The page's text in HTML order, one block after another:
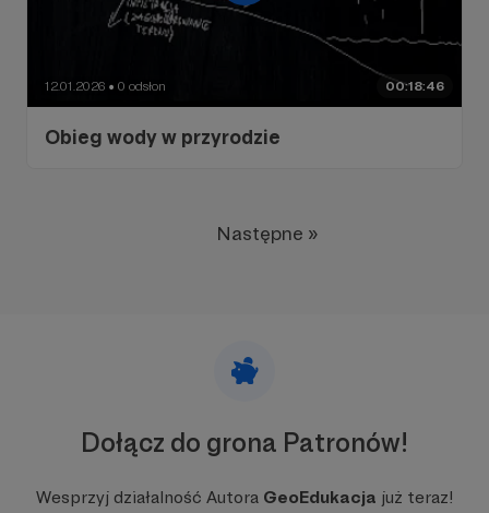
00:18:46
12.01.2026 ● 0 odsłon
Obieg wody w przyrodzie
Następne »
Dołącz do grona Patronów!
Wesprzyj działalność Autora GeoEdukacja już teraz!